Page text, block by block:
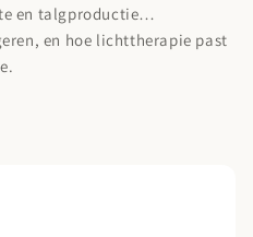
en talgproductie
en hoe lichttherapie past